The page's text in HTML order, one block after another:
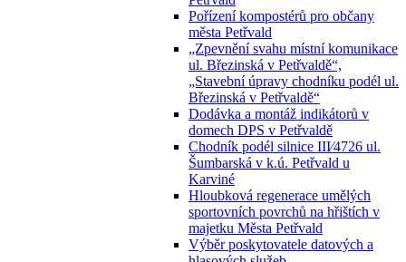
Pořízení kompostérů pro občany
města Petřvald
„Zpevnění svahu místní komunikace
ul. Březinská v Petřvaldě“,
„Stavební úpravy chodníku podél ul.
Březinská v Petřvaldě“
Dodávka a montáž indikátorů v
domech DPS v Petřvaldě
Chodník podél silnice III⁄4726 ul.
Šumbarská v k.ú. Petřvald u
Karviné
Hloubková regenerace umělých
sportovních povrchů na hřištích v
majetku Města Petřvald
Výběr poskytovatele datových a